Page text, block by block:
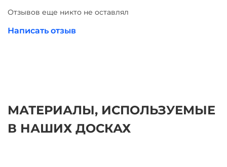
Отзывов еще никто не оставлял
Написать отзыв
МАТЕРИАЛЫ, ИСПОЛЬЗУЕМЫЕ
В НАШИХ ДОСКАХ